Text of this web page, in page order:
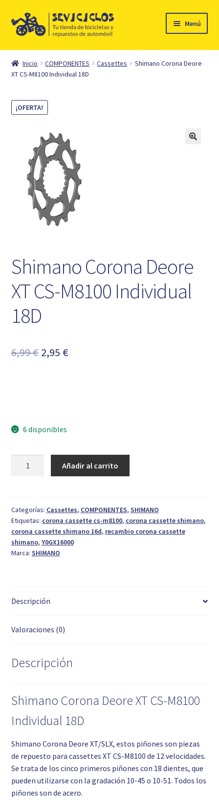
Ir
Ir
al
Menú
Inicio
Ciclismo
Automóvil
Contacto
Inicio COMPONENTES Cassettes
Shimano Corona Deore
XT CS-M8100 Individual 18D
¡OFERTA!
Shimano Corona Deore
XT CS-M8100 Individual
18D
6,99€ El
2,95 €El
6 disponibles
CS-
M8100
Individual
18D
cantidad
Añadir al carrito
Categorías: Cassettes, COMPONENTES, SHIMANO
Etiquetas: corona cassette cs-m8100, corona cassette shimano,
corona cassette shimano 16d, recambio corona cassette
shimano, Y0GX16000
Marca: SHIMANO
Descripción
Valoraciones (0)
Descripción
Shimano Corona Deore XT CS-M8100
Individual 18D
Shimano Corona Deore XT/SLX, estos piñones son piezas
de repuesto para cassettes XT CS-M8100 de 12 velocidades.
Se trata de los cinco primeros piñones con 18 dientes, que
pueden utilizarse con la gradación 10-45 o 10-51. Todos los
piñones son de acero.